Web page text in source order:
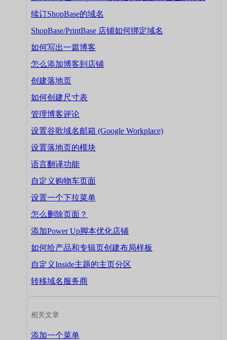
续订ShopBase的域名
ShopBase/PrintBase 店铺如何绑定域名
如何写出一篇博客
怎么添加博客到店铺
创建落地页
如何创建尺寸表
管理博客评论
设置谷歌域名邮箱 (Google Workplace)
设置落地页的模块
语言翻译功能
自定义购物车页面
设置一个下拉菜单
怎么删除页面？
添加Power Up脚本优化店铺
如何给产品和专辑页创建布局样板
自定义Inside主题的主页分区
转移域名服务商
相关文章
添加一个菜单